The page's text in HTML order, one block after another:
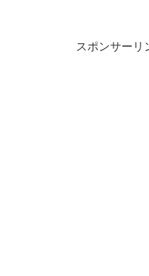
スポンサーリ